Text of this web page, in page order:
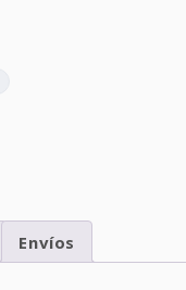
Envíos